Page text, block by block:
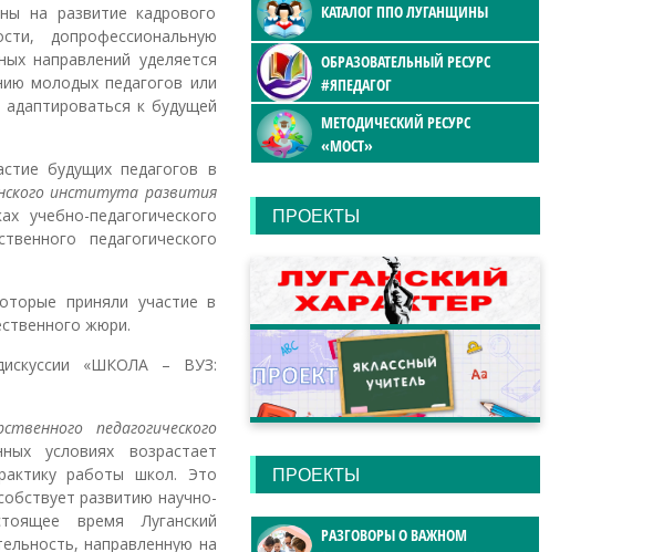
на развитие кадрового
допрофессиональную
направлений уделяется
молодых педагогов или
к будущей
будущих педагогов в
института развития
учебно-педагогического
педагогического
приняли участие в
жюри.
«ШКОЛА – ВУЗ:
педагогического
условиях возрастает
работы школ. Это
развитию научно-
время Луганский
направленную на
КАТАЛОГ ППО ЛУГАНЩИНЫ
ОБРАЗОВАТЕЛЬНЫЙ РЕСУРС
#ЯПЕДАГОГ
МЕТОДИЧЕСКИЙ РЕСУРС
«МОСТ»
ПРОЕКТЫ
ПРОЕКТЫ
РАЗГОВОРЫ О ВАЖНОМ